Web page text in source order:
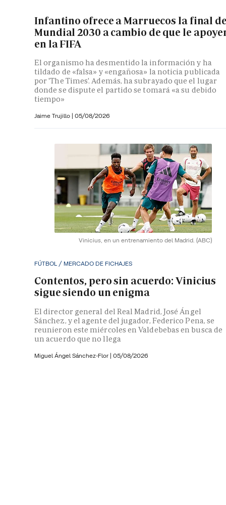
Infantino ofrece a Marruecos la final
Mundial 2030 a cambio de que le
en la FIFA
El organismo ha desmentido la información y ha
tildado de «falsa» y «engañosa» la noticia publicada
por 'The Times'. Además, ha subrayado que el lugar
donde se dispute el partido se tomará «a su debido
tiempo»
Jaime Trujillo | 05/08/2026
Vinicius, en un entrenamiento del Madrid. (ABC)
FÚTBOL / MERCADO DE FICHAJES
Contentos, pero sin acuerdo: Vinicius
sigue siendo un enigma
El director general del Real Madrid, José Ángel
Sánchez, y el agente del jugador, Federico Pena, se
reunieron este miércoles en Valdebebas en busca de
un acuerdo que no llega
Miguel Ángel Sánchez-Flor | 05/08/2026